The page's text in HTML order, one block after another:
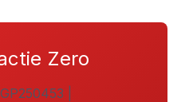
Zero
|